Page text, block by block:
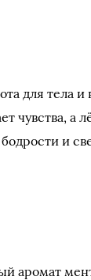
для тела и
чувства, а
и
аромат